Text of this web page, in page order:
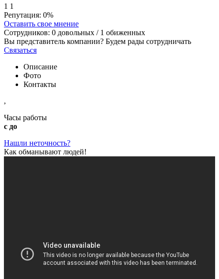
1 1
Репутация: 0%
Оставить свое мнение
Сотрудников: 0 довольных / 1 обиженных
Вы представитель компании? Будем рады сотрудничать
Связаться
Описание
Фото
Контакты
,
Часы работы
с до
Нашли неточность?
Как обманывают людей!